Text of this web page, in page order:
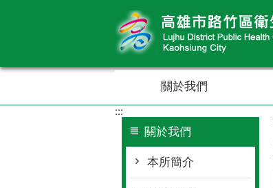
關於我們
:::
關於我們
本所簡介